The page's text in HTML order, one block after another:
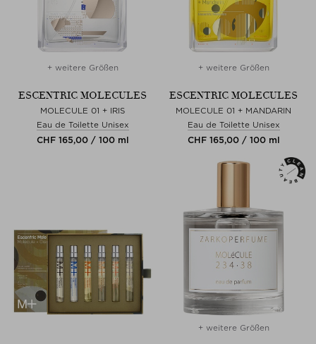
+ weitere Größen
ESCENTRIC MOLECULES
MOLECULE 01 + IRIS
Eau de Toilette Unisex
CHF 165,00 / 100 ml
+ weitere Größen
ESCENTRIC MOLECULES
MOLECULE 01 + MANDARIN
Eau de Toilette Unisex
CHF 165,00 / 100 ml
+ weitere Größen